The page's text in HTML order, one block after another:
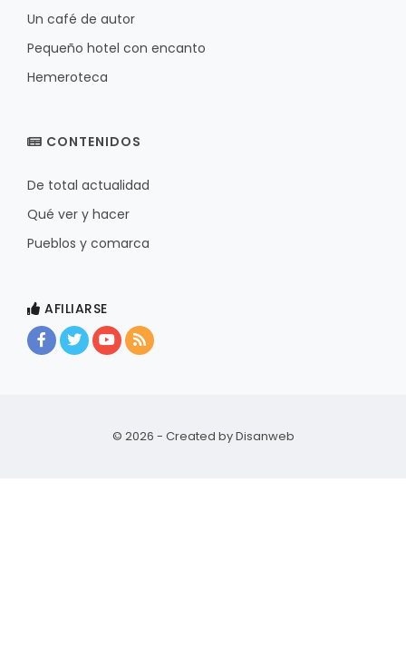
Un café de autor
Pequeño hotel con encanto
Hemeroteca
CONTENIDOS
De total actualidad
Qué ver y hacer
Pueblos y comarca
AFILIARSE
© 2026 - Created byDisanweb